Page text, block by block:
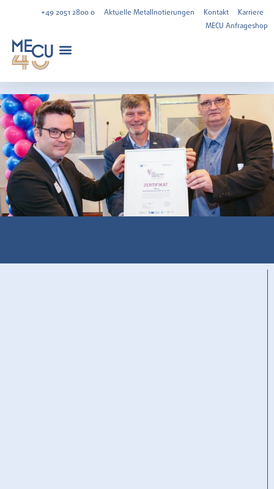
+49 2051 2800 0 Aktuelle Metallnotierungen Kontakt
Karriere
MECU Anfrageshop